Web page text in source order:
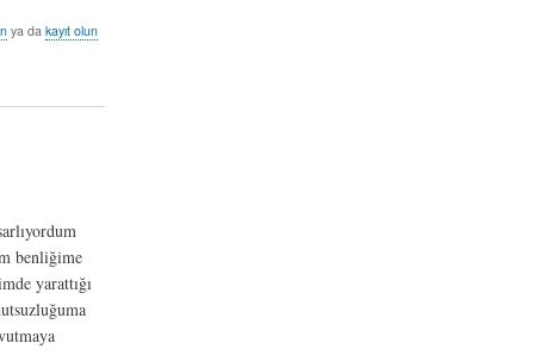
ya dakayıt olun
benliğime
yarattığı